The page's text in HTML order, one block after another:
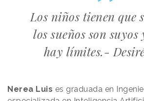
Los niños tienen que
los sueños son suyos
hay límites.-
Nerea Luis es graduada en